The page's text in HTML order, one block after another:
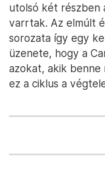
utolsó két részben
varrtak. Az elmúlt
sorozata így egy
üzenete, hogy a
azokat, akik benne
ez a ciklus a